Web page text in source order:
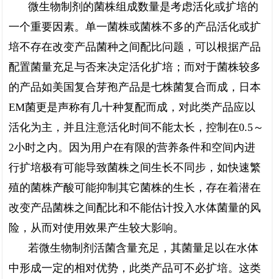
微生物制剂的菌株组成数量是考虑活化或扩培的
一个重要因素。单一菌株或菌株不多的产品活化或扩
培不存在改变产品菌种之间配比问题，可以根据产品
配置菌量充足与否来决定活化扩培；而对于菌株较多
的产品如美国复合芽孢产品是七株菌复合而成，日本
EM菌更是声称有几十种复配而成，对此类产品应以
活化为主，并且注意活化时间不能太长，控制在0.5～
2小时之内。因为用户在有限的营养条件和空间内进
行扩培极有可能导致菌株之间生长不同步，如快速繁
殖的菌株产酸可能抑制其它菌株的生长，存在着潜在
改变产品菌株之间配比和不能估计投入水体菌量的风
险，从而对使用效果产生较大影响。
若微生物制剂活菌含量充足，其菌量足以在水体
中形成一定的相对优势，此类产品可不必扩培。这类